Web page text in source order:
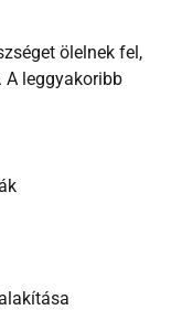
ölelnek fel,
A leggyakoribb